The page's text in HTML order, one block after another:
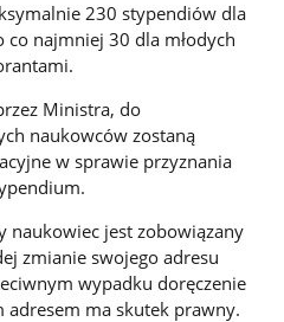
230 stypendiów dla
co najmniej 30 dla młodych
Ministra, do
naukowców zostaną
w sprawie przyznania
naukowiec jest zobowiązany
zmianie swojego adresu
wypadku doręczenie
ma skutek prawny.